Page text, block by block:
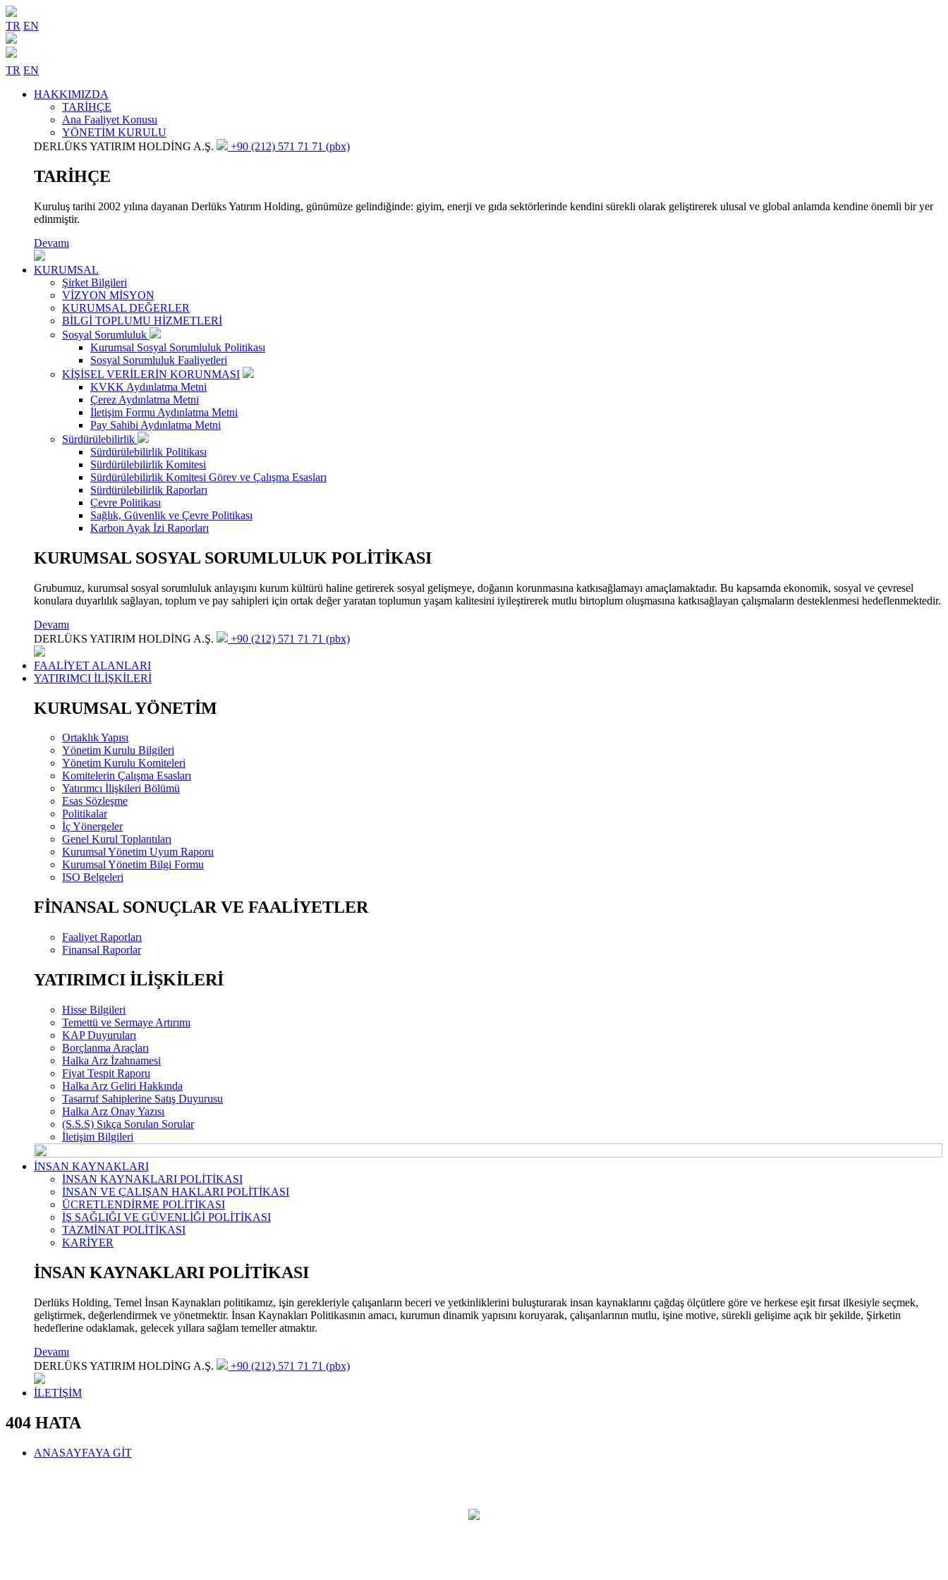
TR EN
TR EN
HAKKIMIZDA
TARİHÇE
Ana Faaliyet Konusu
YÖNETİM KURULU
DERLÜKS YATIRIM HOLDİNG A.Ş.
+90 (212) 571 71 71 (pbx)
TARİHÇE
Kuruluş tarihi 2002 yılına dayanan Derlüks Yatırım Holding, günümüze gelindiğinde: giyim, enerji ve gıda sektörlerinde kendini sürekli olarak geliştirerek ulusal ve global anlamda kendine önemli bir yer
edinmiştir.
Devamı
KURUMSAL
Şirket Bilgileri
VİZYON MİSYON
KURUMSAL DEĞERLER
BİLGİ TOPLUMU HİZMETLERİ
Sosyal Sorumluluk
Kurumsal Sosyal Sorumluluk Politikası
Sosyal Sorumluluk Faaliyetleri
KİŞİSEL VERİLERİN KORUNMASI
KVKK Aydınlatma Metni
Çerez Aydınlatma Metni
İletişim Formu Aydınlatma Metni
Pay Sahibi Aydınlatma Metni
Sürdürülebilirlik
Sürdürülebilirlik Politikası
Sürdürülebilirlik Komitesi
Sürdürülebilirlik Komitesi Görev ve Çalışma Esasları
Sürdürülebilirlik Raporları
Çevre Politikası
Sağlık, Güvenlik ve Çevre Politikası
Karbon Ayak İzi Raporları
KURUMSAL SOSYAL SORUMLULUK POLİTİKASI
Grubumuz, kurumsal sosyal sorumluluk anlayışını kurum kültürü haline getirerek sosyal gelişmeye, doğanın korunmasına katkısağlamayı amaçlamaktadır. Bu kapsamda ekonomik, sosyal ve çevresel
konulara duyarlılık sağlayan, toplum ve pay sahipleri için ortak değer yaratan toplumun yaşam kalitesini iyileştirerek mutlu birtoplum oluşmasına katkısağlayan çalışmaların desteklenmesi hedeflenmektedir.
Devamı
DERLÜKS YATIRIM HOLDİNG A.Ş.
+90 (212) 571 71 71 (pbx)
FAALİYET ALANLARI
YATIRIMCI İLİŞKİLERİ
KURUMSAL YÖNETİM
Ortaklık Yapısı
Yönetim Kurulu Bilgileri
Yönetim Kurulu Komiteleri
Komitelerin Çalışma Esasları
Yatırımcı İlişkileri Bölümü
Esas Sözleşme
Politikalar
İç Yönergeler
Genel Kurul Toplantıları
Kurumsal Yönetim Uyum Raporu
Kurumsal Yönetim Bilgi Formu
ISO Belgeleri
FİNANSAL SONUÇLAR VE FAALİYETLER
Faaliyet Raporları
Finansal Raporlar
YATIRIMCI İLİŞKİLERİ
Hisse Bilgileri
Temettü ve Sermaye Artırımı
KAP Duyuruları
Borçlanma Araçları
Halka Arz İzahnamesi
Fiyat Tespit Raporu
Halka Arz Geliri Hakkında
Tasarruf Sahiplerine Satış Duyurusu
Halka Arz Onay Yazısı
(S.S.S) Sıkça Sorulan Sorular
İletişim Bilgileri
İNSAN KAYNAKLARI
İNSAN KAYNAKLARI POLİTİKASI
İNSAN VE ÇALIŞAN HAKLARI POLİTİKASI
ÜCRETLENDİRME POLİTİKASI
İŞ SAĞLIĞI VE GÜVENLİĞİ POLİTİKASI
TAZMİNAT POLİTİKASI
KARİYER
İNSAN KAYNAKLARI POLİTİKASI
Derlüks Holding, Temel İnsan Kaynakları politikamız, işin gerekleriyle çalışanların beceri ve yetkinliklerini buluşturarak insan kaynaklarını çağdaş ölçütlere göre ve herkese eşit fırsat ilkesiyle seçmek,
geliştirmek, değerlendirmek ve yönetmektir. İnsan Kaynakları Politikasının amacı, kurumun dinamik yapısını koruyarak, çalışanlarının mutlu, işine motive, sürekli gelişime açık bir şekilde, Şirketin
hedeflerine odaklamak, gelecek yıllara sağlam temeller atmaktır.
Devamı
DERLÜKS YATIRIM HOLDİNG A.Ş.
+90 (212) 571 71 71 (pbx)
İLETİŞİM
404 HATA
ANASAYFAYA GİT